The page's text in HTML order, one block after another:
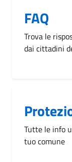
FAQ
Trova le
dai cittadini
Tutte le info
tuo comune